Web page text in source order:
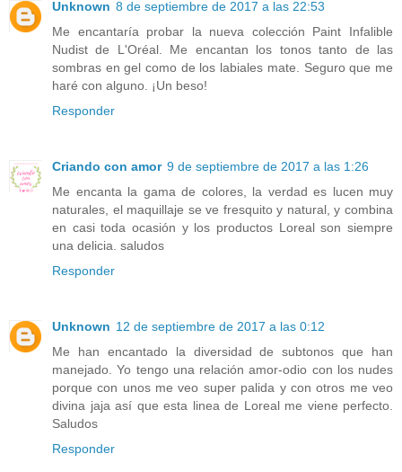
Unknown 8 de septiembre de 2017 a las 22:53
Me encantaría probar la nueva colección Paint Infalible
Nudist de L'Oréal. Me encantan los tonos tanto de las
sombras en gel como de los labiales mate. Seguro que me
haré con alguno. ¡Un beso!
Responder
Criando con amor 9 de septiembre de 2017 a las 1:26
Me encanta la gama de colores, la verdad es lucen muy
naturales, el maquillaje se ve fresquito y natural, y combina
en casi toda ocasión y los productos Loreal son siempre
una delicia. saludos
Responder
Unknown 12 de septiembre de 2017 a las 0:12
Me han encantado la diversidad de subtonos que han
manejado. Yo tengo una relación amor-odio con los nudes
porque con unos me veo super palida y con otros me veo
divina jaja así que esta linea de Loreal me viene perfecto.
Saludos
Responder